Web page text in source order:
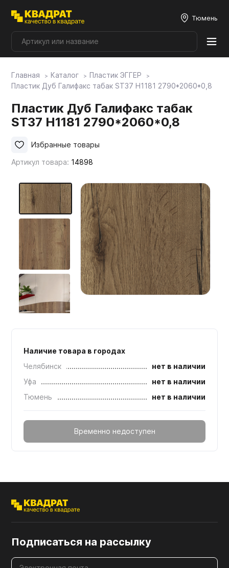
Тюмень
Плитные материалы
Фурнитура
Столешницы
Фасады
Мебельные образцы, каталоги
Главная Каталог
Пластик ЭГГЕР
Пластик Дуб Галифакс табак ST37 Н1181 2790*2060*0,8
Пластик Дуб Галифакс табак
ST37 Н1181 2790*2060*0,8
Артикул товара: 14898
Избранные товары
Наличие товара в городах
Челябинск
нет в наличии
Уфа
нет в наличии
Тюмень
нет в наличии
Временно недоступен
Подписаться на рассылку